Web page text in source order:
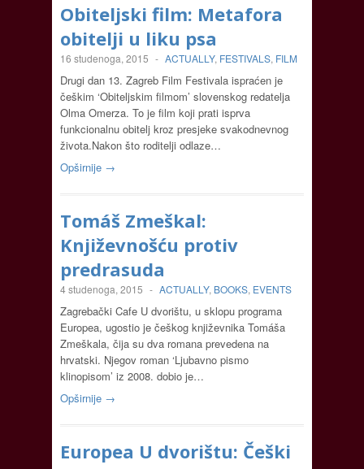
Obiteljski film: Metafora
obitelji u liku psa
16 studenoga, 2015 - ACTUALLY, FESTIVALS, FILM
Drugi dan 13. Zagreb Film Festivala ispraćen je
češkim ‘Obiteljskim filmom’ slovenskog redatelja
Olma Omerza. To je film koji prati isprva
funkcionalnu obitelj kroz presjeke svakodnevnog
života.Nakon što roditelji odlaze…
Opširnije →
Tomáš Zmeškal:
Književnošću protiv
predrasuda
4 studenoga, 2015 - ACTUALLY, BOOKS, EVENTS
Zagrebački Cafe U dvorištu, u sklopu programa
Europea, ugostio je češkog književnika Tomáša
Zmeškala, čija su dva romana prevedena na
hrvatski. Njegov roman ‘Ljubavno pismo
klinopisom’ iz 2008. dobio je…
Opširnije →
Europea U dvorištu: Češki